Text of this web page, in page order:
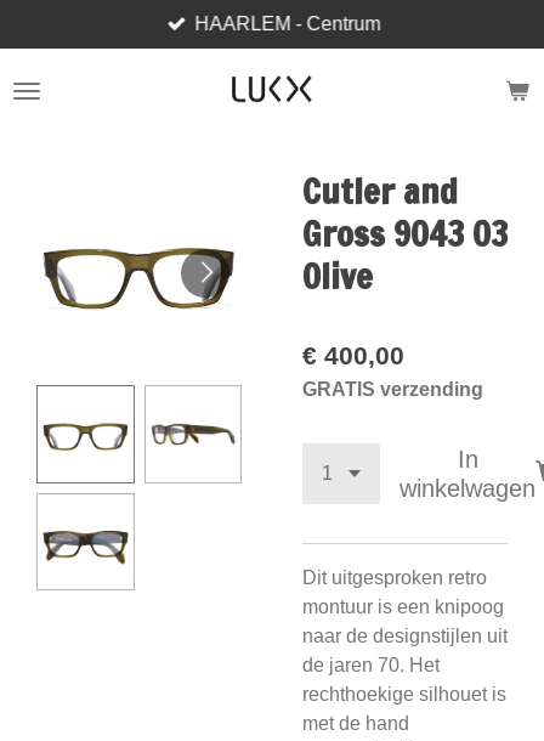
direct
naar
HAARLEM - Centrum
Cutler and
Gross 9043 03
Olive
€ 400,00
GRATIS verzending
In
winkelwagen
Dit uitgesproken retro
montuur is een knipoog
naar de designstijlen uit
de jaren 70. Het
rechthoekige silhouet is
met de hand